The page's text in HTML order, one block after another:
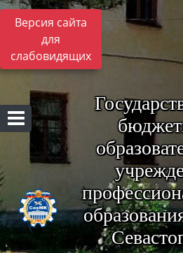
Версия сайта
для
слабовидящих